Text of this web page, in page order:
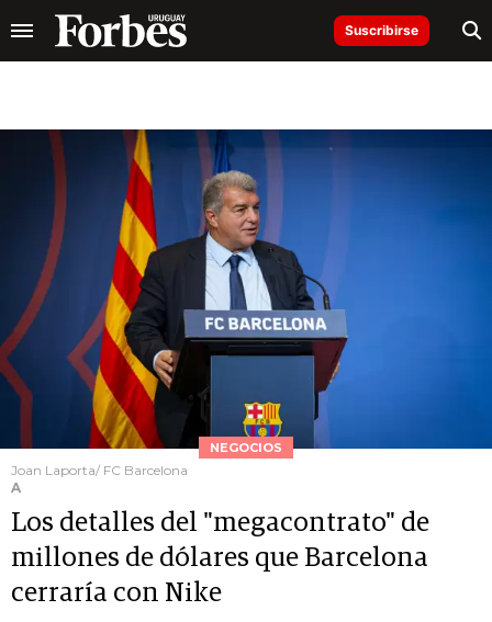
Suscribirse
NEGOCIOS
Joan Laporta/ FC Barcelona
A
Los detalles del "megacontrato" de
millones de dólares que Barcelona
cerraría con Nike